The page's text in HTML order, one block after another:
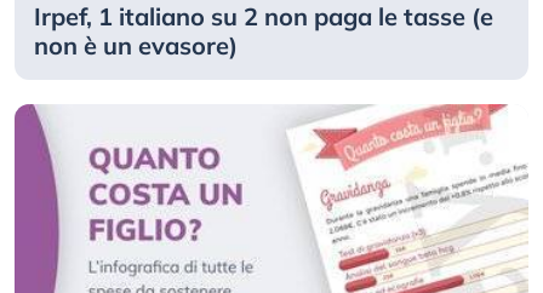
Irpef, 1 italiano su 2 non paga le tasse (e
non è un evasore)